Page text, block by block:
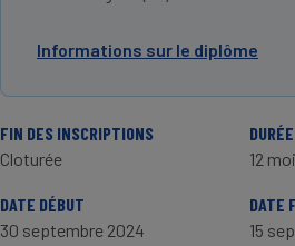
Informations sur le diplôme
FIN DES INSCRIPTIONS
Cloturée
12
DATE DÉBUT
30 septembre 2024
DATE
15